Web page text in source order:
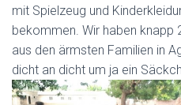
mit Spielzeug und
bekommen. Wir haben knapp
aus den ärmsten Familien in
dicht an dicht um ja ein